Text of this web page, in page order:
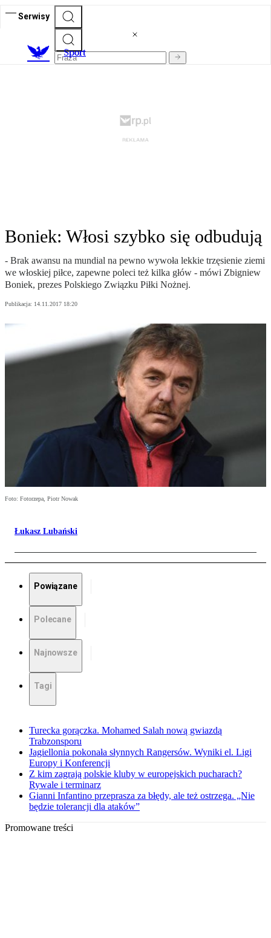
Serwisy
Sport
Boniek: Włosi szybko się odbudują
- Brak awansu na mundial na pewno wywoła lekkie trzęsienie ziemi
we włoskiej piłce, zapewne poleci też kilka głów - mówi Zbigniew
Boniek, prezes Polskiego Związku Piłki Nożnej.
Publikacja: 14.11.2017 18:20
Foto: Fotorzepa, Piotr Nowak
Łukasz Lubański
Powiązane
Polecane
Najnowsze
Tagi
Turecka gorączka. Mohamed Salah nową gwiazdą
Trabzonsporu
Jagiellonia pokonała słynnych Rangersów. Wyniki el. Ligi
Europy i Konferencji
Z kim zagrają polskie kluby w europejskich pucharach?
Rywale i terminarz
Gianni Infantino przeprasza za błędy, ale też ostrzega. „Nie
będzie tolerancji dla ataków”
Promowane treści